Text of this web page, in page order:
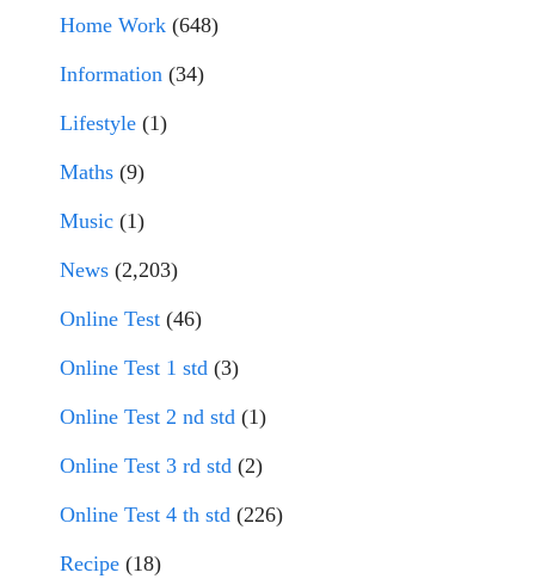
Home Work (648)
Information (34)
Lifestyle (1)
Maths (9)
Music (1)
News (2,203)
Online Test (46)
Online Test 1 std (3)
Online Test 2 nd std (1)
Online Test 3 rd std (2)
Online Test 4 th std (226)
Recipe (18)